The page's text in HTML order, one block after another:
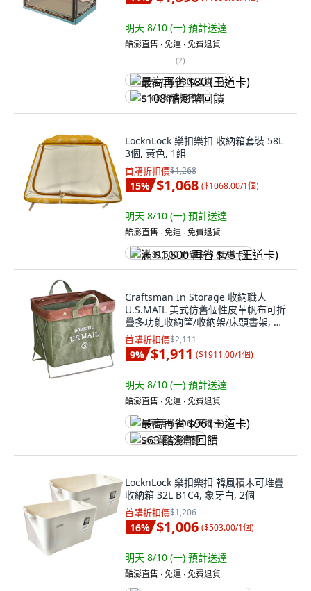
明天 8/10 (一) 預計送達
酷澎直售 ∙ 免運 ∙ 免費退貨
(2)
最高再省 $80 (王道卡)
$108 酷澎幣回饋
LocknLock 樂扣樂扣 收納箱套裝 58L
3個, 黃色, 1組
首購折扣價$1,268
15% $1,068 ($1068.00/1個)
明天 8/10 (一) 預計送達
酷澎直售 ∙ 免運 ∙ 免費退貨
满 $1,500 再省 $75 (王道卡)
Craftsman In Storage 收納職人
U.S.MAIL 美式仿舊個性皮革帆布可折
疊多功能收納筐/收納架/床頭書架, 軍
綠色, 1個
首購折扣價$2,111
9% $1,911 ($1911.00/1個)
明天 8/10 (一) 預計送達
酷澎直售 ∙ 免運 ∙ 免費退貨
最高再省 $96 (王道卡)
$63 酷澎幣回饋
LocknLock 樂扣樂扣 韓風積木可堆疊
收納箱 32L B1C4, 象牙白, 2個
首購折扣價$1,206
16% $1,006 ($503.00/1個)
明天 8/10 (一) 預計送達
酷澎直售 ∙ 免運 ∙ 免費退貨